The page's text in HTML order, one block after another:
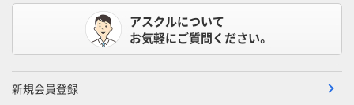
アスクルについて
お気軽にご質問ください。
新規会員登録